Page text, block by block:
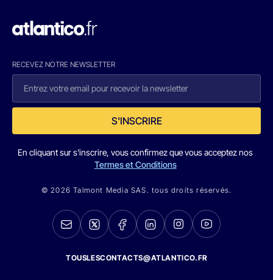
RECEVEZ NOTRE NEWSLETTER
S'INSCRIRE
En cliquant sur s'inscrire, vous confirmez que vous acceptez nos
Termes et Conditions
© 2026 Talmont Media SAS. tous droits réservés.
TOUSLESCONTACTS@ATLANTICO.FR